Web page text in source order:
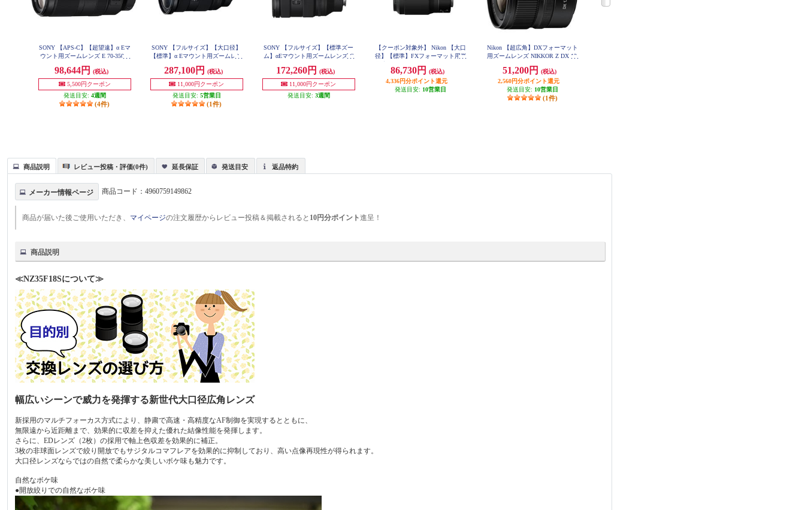
SONY 【APS-C】【超望遠】α Eマ
ウント用ズームレンズ E 70-350m
98,644円
(税込)
5,500円クーポン
発送目安: 4週間
(4件)
SONY 【フルサイズ】【大口径】
【標準】α Eマウント用ズームレン
M II SEL2470GM2
287,100円
(税込)
11,000円クーポン
発送目安: 5営業日
(1件)
SONY 【フルサイズ】【標準ズー
ム】αEマウント用ズームレンズ G
G
172,260円
(税込)
11,000円クーポン
発送目安: 3週間
【クーポン対象外】 Nikon 【大口
径】【標準】FXフォーマット用単
S NZ50F1.8S NZ50F18S
86,730円
(税込)
4,336円分ポイント還元
発送目安: 10営業日
Nikon 【超広角】DXフォーマット
用ズームレンズ NIKKOR Z DX 12-
X12-28mmf-35-56PZVR
51,200円
(税込)
2,560円分ポイント還元
発送目安: 10営業日
(1件)
商品説明 レビュー投稿・評価(0件) 延長保証 発送目安 返品特約
メーカー情報ページ 商品コード：4960759149862
商品が届いた後ご使用いただき、 マイページの注文履歴からレビュー投稿＆掲載されると 10円分ポイント進呈！
商品説明
≪NZ35F18Sについて≫
幅広いシーンで威力を発揮する新世代大口径広角レンズ
新採用のマルチフォーカス方式により、静粛で高速・高精度なAF制御を実現するとともに、
無限遠から近距離まで、効果的に収差を抑えた優れた結像性能を発揮します。
さらに、EDレンズ（2枚）の採用で軸上色収差を効果的に補正。
3枚の非球面レンズで絞り開放でもサジタルコマフレアを効果的に抑制しており、高い点像再現性が得られます。
大口径レンズならではの自然で柔らかな美しいボケ味も魅力です。
自然なボケ味
●開放絞りでの自然なボケ味